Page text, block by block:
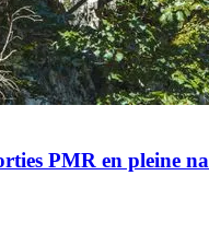
PMR en pleine